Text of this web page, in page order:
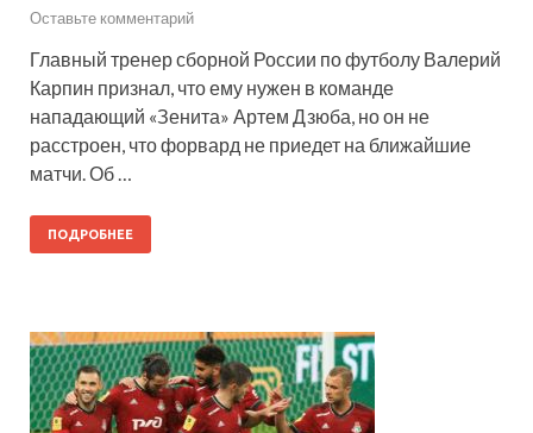
Оставьте комментарий
Главный тренер сборной России по футболу Валерий
Карпин признал, что ему нужен в команде
нападающий «Зенита» Артем Дзюба, но он не
расстроен, что форвард не приедет на ближайшие
матчи. Об …
ПОДРОБНЕЕ